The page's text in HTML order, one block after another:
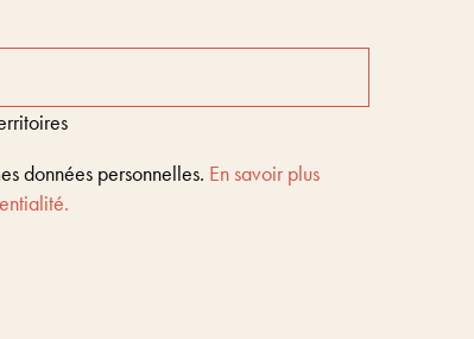
données personnelles. En savoir plus